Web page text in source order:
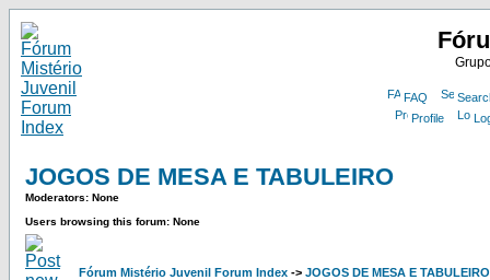
FAQ
Profile
JOGOS DE MESA E TABULEIRO
Moderators: None
Users browsing this forum: None
Fórum Mistério Juvenil Forum Index -> JOGOS DE MESA E TABULEIRO